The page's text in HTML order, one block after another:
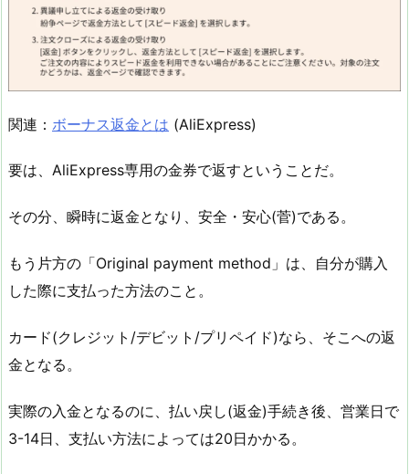
関連： ボーナス返金とは (AliExpress)
要は、AliExpress専用の金券で返すということだ。
その分、瞬時に返金となり、安全・安心(菅)である。
もう片方の「Original payment method」は、自分が購入
した際に支払った方法のこと。
カード(クレジット/デビット/プリペイド)なら、そこへの返
金となる。
実際の入金となるのに、払い戻し(返金)手続き後、営業日で
3-14日、支払い方法によっては20日かかる。